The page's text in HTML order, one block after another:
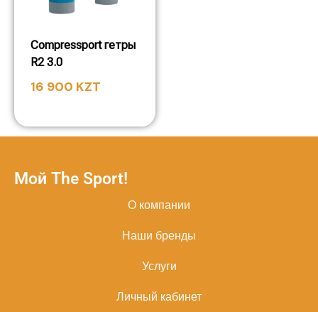
Compressport гетры
R2 3.0
16 900 KZT
Мой The Sport!
О компании
Наши бренды
Услуги
Личный кабинет